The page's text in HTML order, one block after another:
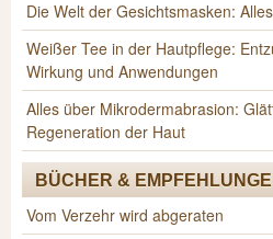
Die Welt der Gesichtsmasken:
Weißer Tee in der Hautpflege:
Wirkung und Anwendungen
Alles über Mikrodermabrasion:
Regeneration der Haut
BÜCHER &
Vom Verzehr wird abgeraten